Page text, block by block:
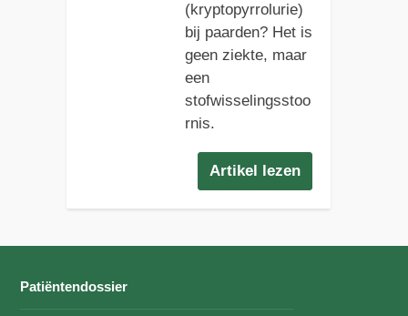
(kryptopyrrolurie)
bij paarden? Het is
geen ziekte, maar
een
stofwisselingsstoo
rnis.
Artikel lezen
Patiëntendossier